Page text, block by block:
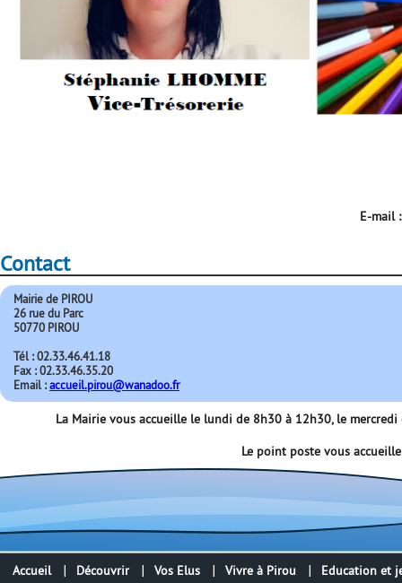
E-mail :
Contact
Mairie de PIROU
26 rue du Parc
50770 PIROU
Tél : 02.33.46.41.18
Fax : 02.33.46.35.20
Email :accueil.pirou@wanadoo.fr
La Mairie vous accueille le lundi de 8h30 à 12h30, le
Le point poste vous
Accueil
Découvrir
Vos Elus
Vivre à Pirou
Education et